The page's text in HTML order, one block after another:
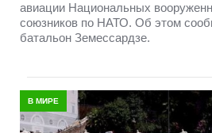
авиации Национальных
союзников по НАТО. Об этом
батальон Земессардзе.
В МИРЕ